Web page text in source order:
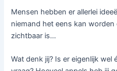
Mensen hebben er allerlei
niemand het eens kan
zichtbaar is…
Wat denk jij? Is er eigenlijk